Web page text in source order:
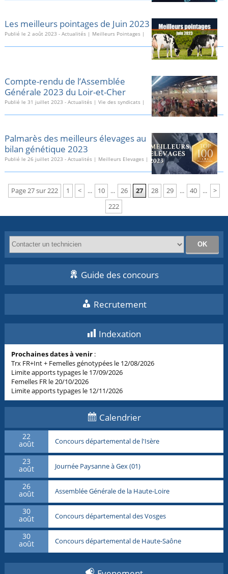
Les meilleurs pointages de Juin 2023
Publié le 2 août 2023 - Actualités| Meilleurs Pointages|
Compte-rendu de l’Assemblée
Générale 2023 du Loir-et-Cher
Publié le 31 juillet 2023 - Actualités| Vie des syndicats|
Palmarès des meilleurs élevages au
bilan génétique 2023
Publié le 26 juillet 2023 - Actualités| Meilleurs Elevages|
Page 27 sur 222 1 < ... 10 ... 26 27 28 29 ... 40 ...
>
222
Guide des concours
Recrutement
Indexation
Prochaines dates à venir :
Trx FR+Int + Femelles génotypées le 12/08/2026
Limite apports typages le 17/09/2026
Femelles FR le 20/10/2026
Limite apports typages le 12/11/2026
Calendrier
22
août Concours départemental de l'Isère
23
août Journée Paysanne à Gex (01)
26
août Assemblée Générale de la Haute-Loire
30
août Concours départemental des Vosges
30
août Concours départemental de Haute-Saône